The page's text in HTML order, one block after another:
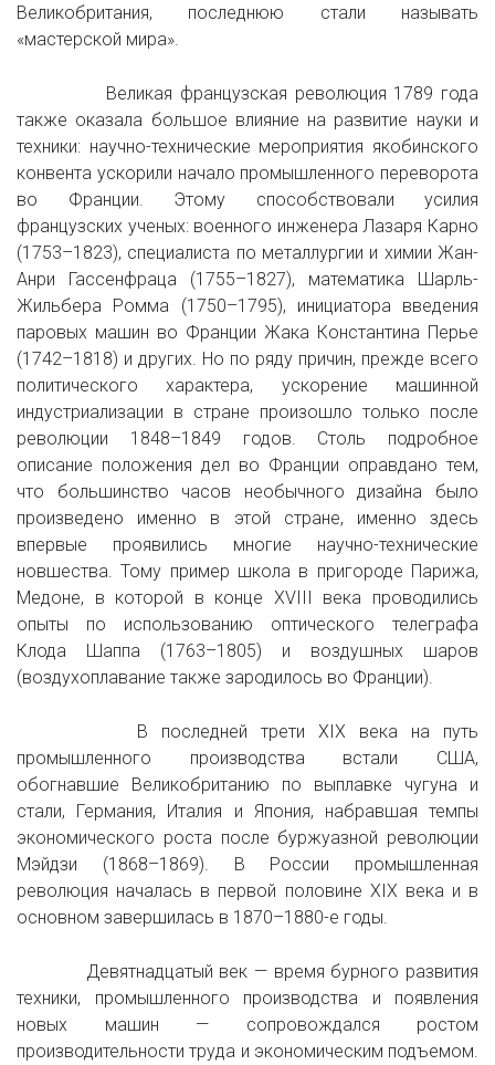
Великобритания, последнюю стали называть
«мастерской мира».
Великая французская революция 1789 года
также оказала большое влияние на развитие науки и
техники: научно-технические мероприятия якобинского
конвента ускорили начало промышленного переворота
во Франции. Этому способствовали усилия
французских ученых: военного инженера Лазаря Карно
(1753–1823), специалиста по металлургии и химии Жан-
Анри Гассенфраца (1755–1827), математика Шарль-
Жильбера Ромма (1750–1795), инициатора введения
паровых машин во Франции Жака Константина Перье
(1742–1818) и других. Но по ряду причин, прежде всего
политического характера, ускорение машинной
индустриализации в стране произошло только после
революции 1848–1849 годов. Столь подробное
описание положения дел во Франции оправдано тем,
что большинство часов необычного дизайна было
произведено именно в этой стране, именно здесь
впервые проявились многие научно-технические
новшества. Тому пример школа в пригороде Парижа,
Медоне, в которой в конце XVIII века проводились
опыты по использованию оптического телеграфа
Клода Шаппа (1763–1805) и воздушных шаров
(воздухоплавание также зародилось во Франции).
В последней трети XIX века на путь
промышленного производства встали США,
обогнавшие Великобританию по выплавке чугуна и
стали, Германия, Италия и Япония, набравшая темпы
экономического роста после буржуазной революции
Мэйдзи (1868–1869). В России промышленная
революция началась в первой половине XIX века и в
основном завершилась в 1870–1880-е годы.
Девятнадцатый век — время бурного развития
техники, промышленного производства и появления
новых машин — сопровождался ростом
производительности труда и экономическим подъемом.